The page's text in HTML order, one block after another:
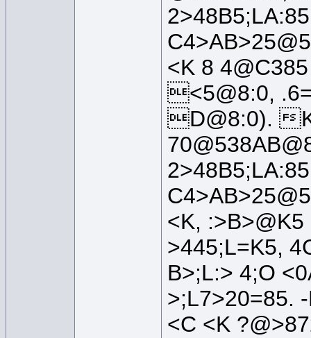
<K 8
<5@8:0,
D@8:0). K
<K,
>445;L=K5,
B>;L:> 4;O
>;L7>20=85.
<C <K